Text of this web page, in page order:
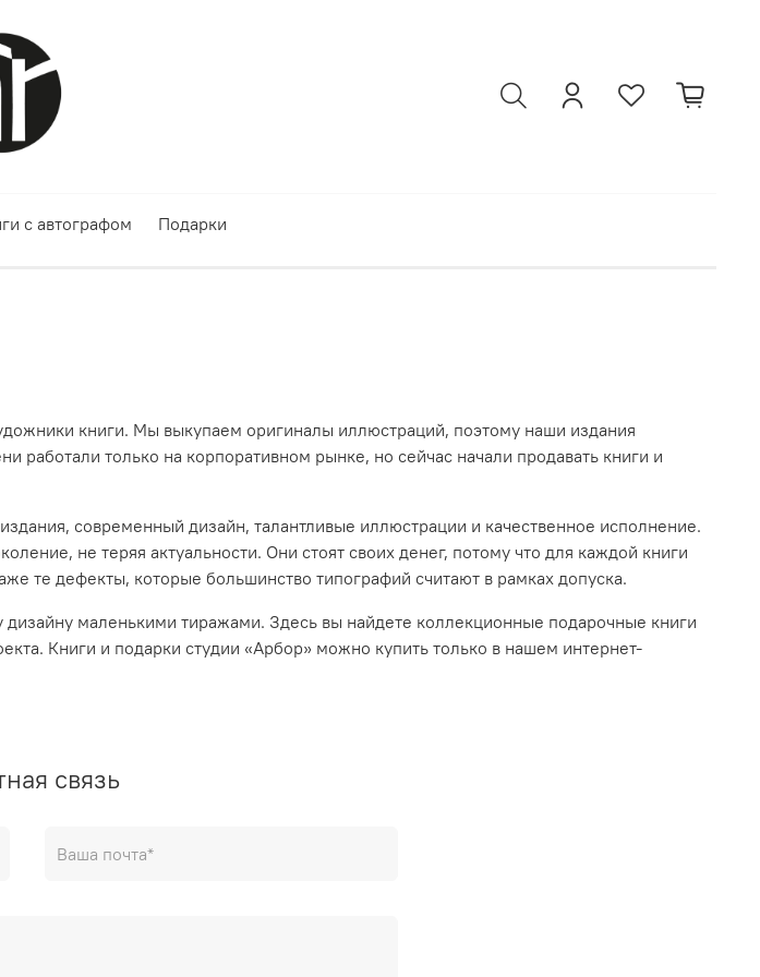
с автографом Подарки
книги. Мы выкупаем оригиналы иллюстраций, поэтому наши издания
только на корпоративном рынке, но сейчас начали продавать книги и
современный дизайн, талантливые иллюстрации и качественное исполнение.
не теряя актуальности. Они стоят своих денег, потому что для каждой книги
те дефекты, которые большинство типографий считают в рамках допуска.
маленькими тиражами. Здесь вы найдете коллекционные подарочные книги
Книги и подарки студии «Арбор» можно купить только в нашем интернет-
связь